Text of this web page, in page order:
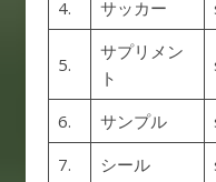
4.
サッカー
5.
サプリメン
ト
6.
サンプル
7.
シール